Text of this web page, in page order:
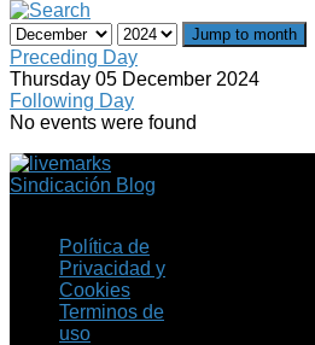
Jump to month
Preceding Day
Thursday 05 December 2024
Following Day
No events were found
Sindicación Blog
Política de
Privacidad y
Cookies
Terminos de
uso